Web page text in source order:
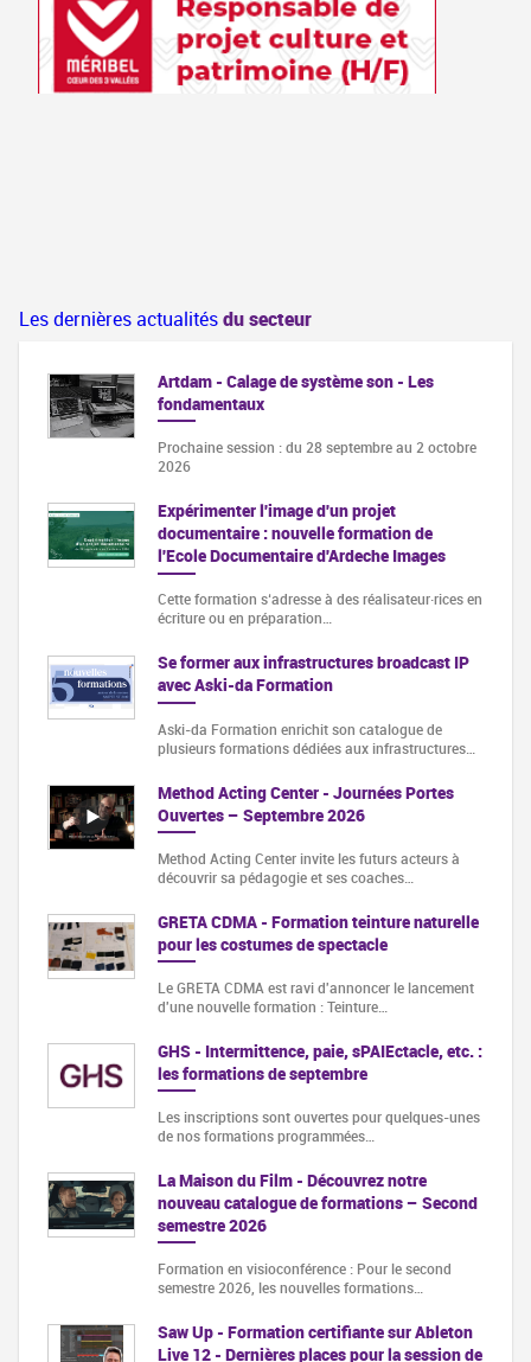
Les dernières actualitésdu secteur
Artdam - Calage de système son - Les
fondamentaux
Prochaine session : du 28 septembre au 2 octobre
2026
Expérimenter l'image d'un projet
documentaire : nouvelle formation de
l'Ecole Documentaire d'Ardeche Images
Cette formation s‘adresse à des réalisateur·rices en
écriture ou en préparation…
Se former aux infrastructures broadcast IP
avec Aski-da Formation
Aski-da Formation enrichit son catalogue de
plusieurs formations dédiées aux infrastructures…
Method Acting Center - Journées Portes
Ouvertes – Septembre 2026
Method Acting Center invite les futurs acteurs à
découvrir sa pédagogie et ses coaches…
GRETA CDMA - Formation teinture naturelle
pour les costumes de spectacle
Le GRETA CDMA est ravi d'annoncer le lancement
d'une nouvelle formation : Teinture…
GHS - Intermittence, paie, sPAIEctacle, etc. :
les formations de septembre
Les inscriptions sont ouvertes pour quelques-unes
de nos formations programmées…
La Maison du Film - Découvrez notre
nouveau catalogue de formations – Second
semestre 2026
Formation en visioconférence : Pour le second
semestre 2026, les nouvelles formations…
Saw Up - Formation certifiante sur Ableton
Live 12 - Dernières places pour la session de